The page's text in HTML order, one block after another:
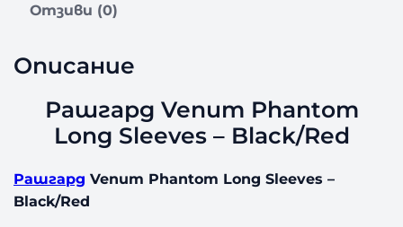
1
6
8
/
Отзиви (0)
Описание
Рашгард Venum Phantom
Long Sleeves – Black/Red
Рашгард Venum Phantom Long Sleeves –
Black/Red